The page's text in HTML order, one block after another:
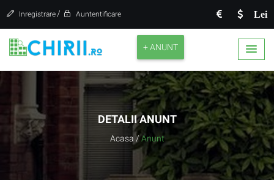
Lei
Inregistrare / Auntentificare
+ ANUNT
DETALII ANUNT
Acasa / Anunt